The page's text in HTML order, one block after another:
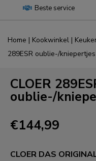
 Beste service
Home | Kookwinkel |
289ESR oublie-/
CLOER
oublie-/
€144,99
CLOER DAS